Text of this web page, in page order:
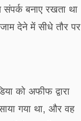
बनाए रखता था
देने में सीधे तौर पर
को अफीफ द्वारा
गया था, और वह